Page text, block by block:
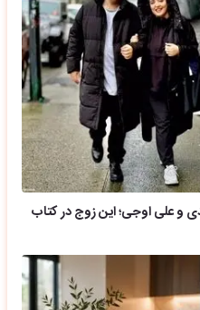
و علی اوجی؛ این زوج در کتاب